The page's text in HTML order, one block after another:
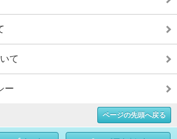
て
ー
ページの先頭へ戻る